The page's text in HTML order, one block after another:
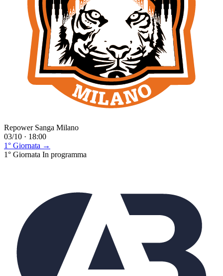
Repower Sanga Milano
03/10 · 18:00
1° Giornata →
1° Giornata In programma